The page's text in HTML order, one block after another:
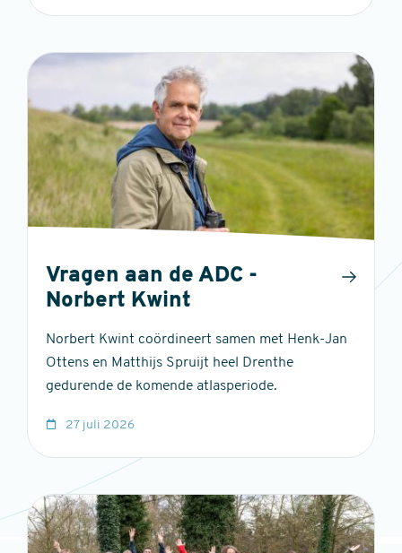
Vragen aan de ADC -
Norbert Kwint
Norbert Kwint coördineert samen met Henk-Jan
Ottens en Matthijs Spruijt heel Drenthe
gedurende de komende atlasperiode.
27 juli 2026